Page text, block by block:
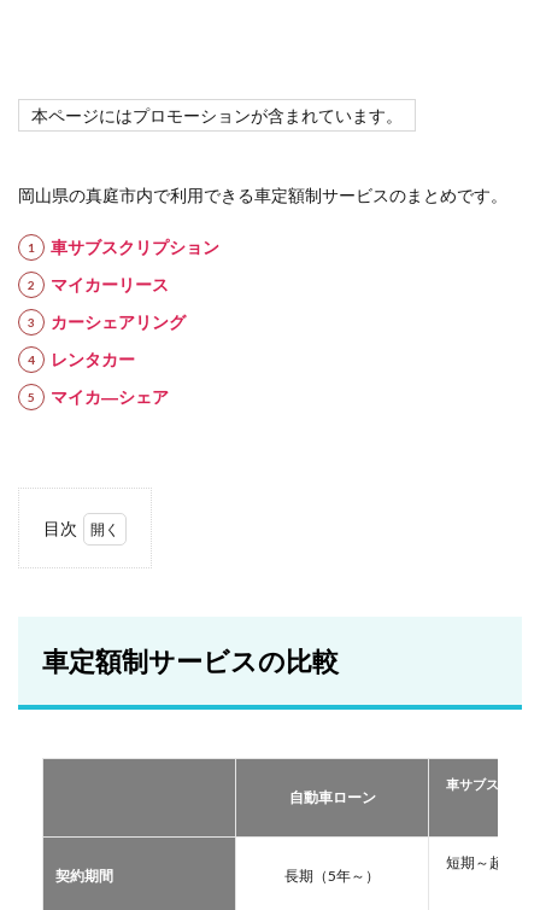
本ページにはプロモーションが含まれています。
岡山県の真庭市内で利用できる車定額制サービスのまとめです。
車サブスクリプション
マイカーリース
カーシェアリング
レンタカー
マイカ―シェア
目次
ビス
の比
おす
サー
TOP
車定額制サービスの比較
自動車ローン
車サブスクリ
契約期間 長期（5年～）
短期～超長期